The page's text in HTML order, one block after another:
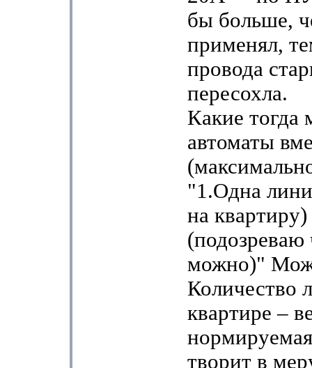
бы больше,
применял,
провода
пересохла.
Какие тогда
автоматы
"1.Одна
на квартиру)
можно)"
Количество
квартире –
творит в